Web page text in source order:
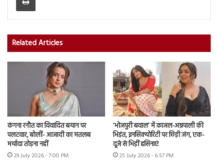
Related Articles
कंगना रनौत का विवादित बयान पर
पलटवार, बोलीं- आजादी का मतलब
मर्यादा तोड़ना नहीं
29 July 2026 - 7:00 PM
‘भोजपुरी बवाल’ में काजल-अम्रपाली की
भिड़ंत, इनसिक्योरिटी पर छिड़ी जंग, एक-
दूजे से भिड़ीं हसिनाएं
25 July 2026 - 6:57 PM